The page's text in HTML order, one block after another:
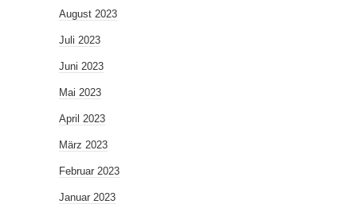
August 2023
Juli 2023
Juni 2023
Mai 2023
April 2023
März 2023
Februar 2023
Januar 2023